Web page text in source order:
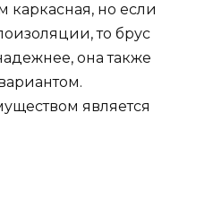
каркасная, но если
то брус
она также
является